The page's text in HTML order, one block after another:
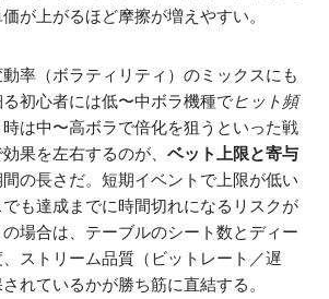
が上がるほど摩擦が増えやすい。
率（ボラティリティ）のミックスにも
初心者には低〜中ボラ機種でヒット頻
は中〜高ボラで倍化を狙うといった戦
果を左右するのが、 ベット上限と寄与
間の長さだ。短期イベントで上限が低い
も達成までに時間切れになるリスクが
場合は、テーブルのシート数とディー
ストリーム品質（ビットレート／遅
れているかが勝ち筋に直結する。